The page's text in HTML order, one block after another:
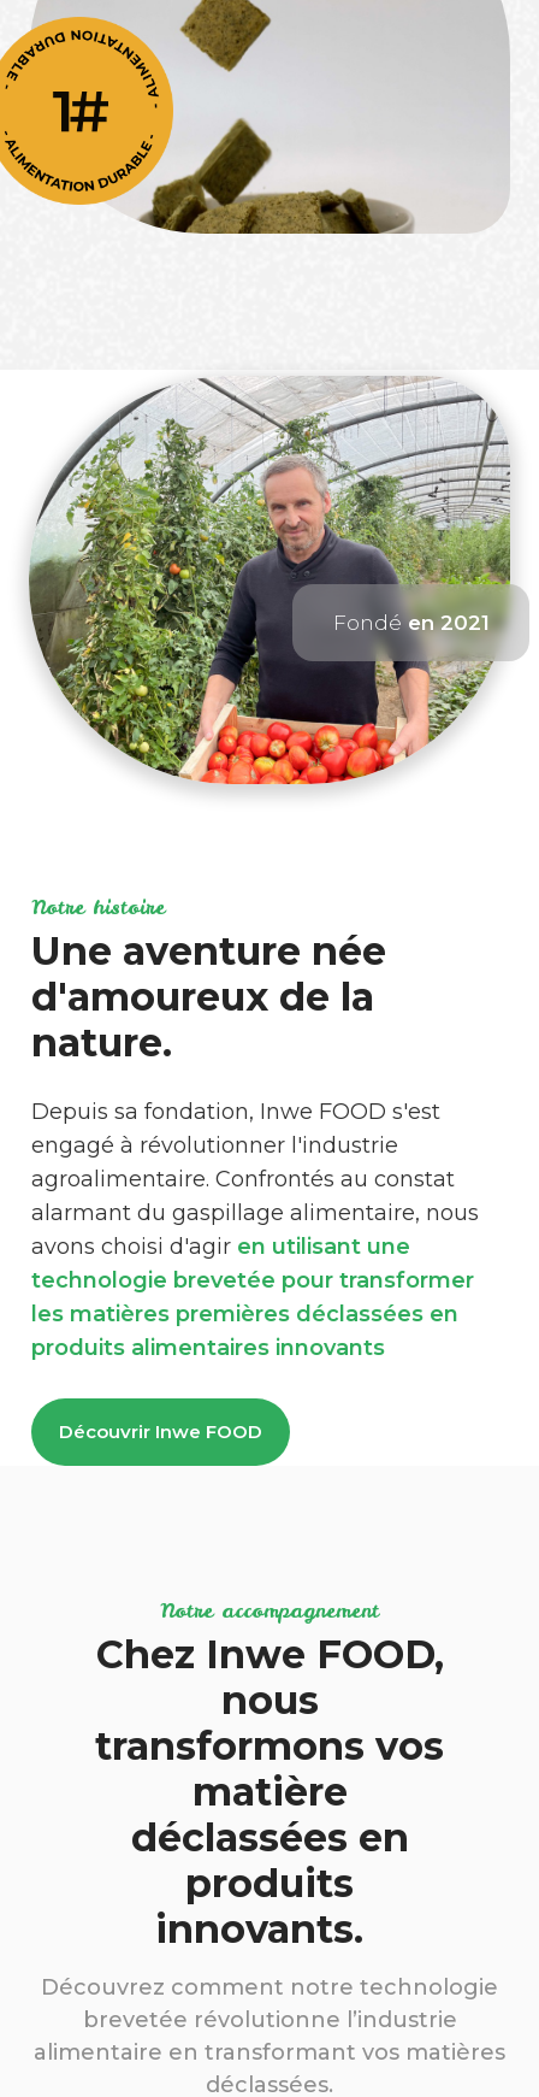
Fondé en 2021
Notre histoire
Une aventure née
d'amoureux de la
nature.
Depuis sa fondation, Inwe FOOD s'est
engagé à révolutionner l'industrie
agroalimentaire. Confrontés au constat
alarmant du gaspillage alimentaire, nous
avons choisi d'agir en utilisant une
technologie brevetée pour transformer
les matières premières déclassées en
produits alimentaires innovants
Découvrir Inwe FOOD
Notre accompagnement
Chez Inwe FOOD,
nous
transformons vos
matière
déclassées en
produits
innovants.
Découvrez comment notre technologie
brevetée révolutionne l’industrie
alimentaire en transformant vos matières
déclassées.